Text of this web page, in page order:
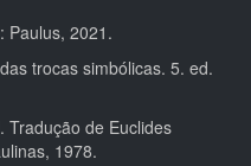
Paulus, 2021.
trocas simbólicas. 5. ed.
Tradução de Euclides
1978.